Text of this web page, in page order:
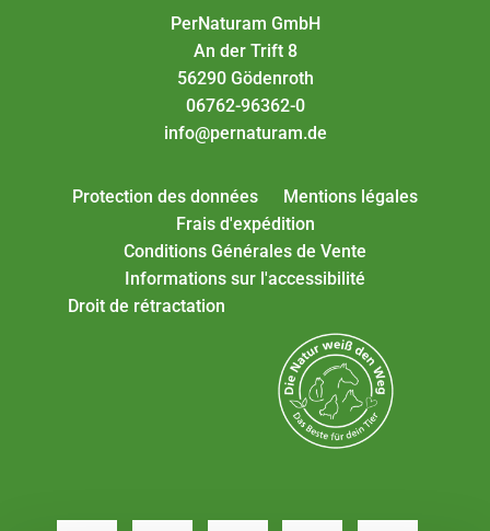
PerNaturam GmbH
An der Trift 8
56290 Gödenroth
06762-96362-0
info@pernaturam.de
Protection des données
Mentions légales
Frais d'expédition
Conditions Générales de Vente
Informations sur l'accessibilité
Droit de rétractation